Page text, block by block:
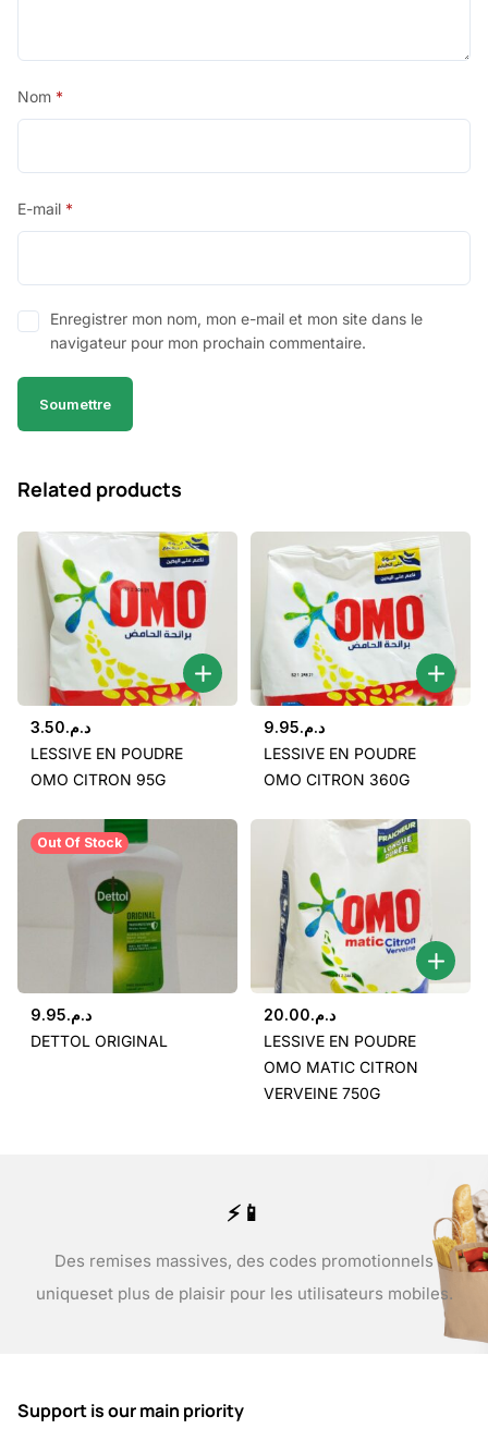
Nom *
E-mail *
Enregistrer mon nom, mon e-mail et mon site dans le
navigateur pour mon prochain commentaire.
Related products
د.م.3.50
LESSIVE EN POUDRE
OMO CITRON 95G
د.م.9.95
LESSIVE EN POUDRE
OMO CITRON 360G
Out Of Stock
د.م.9.95
DETTOL ORIGINAL
د.م.20.00
LESSIVE EN POUDRE
OMO MATIC CITRON
VERVEINE 750G
⚡📱
Des remises massives, des codes promotionnels
uniqueset plus de plaisir pour les utilisateurs mobiles.
Support is our main priority